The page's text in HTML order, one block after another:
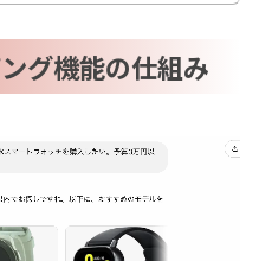
グ機能の仕組み